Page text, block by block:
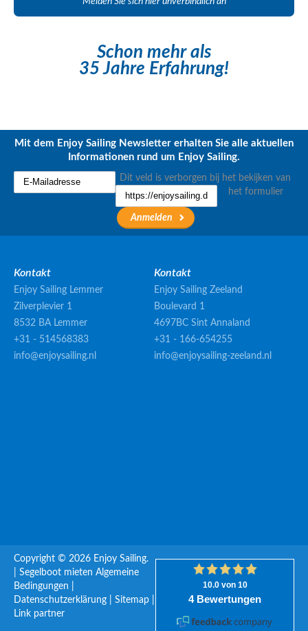
Schon mehr als
35 Jahre Erfahrung!
Mit dem Enjoy Sailing Newsletter erhalten Sie alle aktuellen
Informationen rund um Enjoy Sailing.
Dit veld is verborgen bij het bekijken van
het formulier
Kontakt
Enjoy Sailing Lemmer
Zilverplevier 1
8532 BA Lemmer
+31 - 514568383
info@enjoysailing.nl
Kontakt
Enjoy Sailing Zeeland
Boulevard 1
4697BC Sint Annaland
+31 - 166-654255
info@enjoysailing-zeeland.nl
Copyright © 2026 Enjoy Sailing.
Segelboot mieten Algemeine
Bedingungen
Datenschutzerklärung
Sitemap
Link partner